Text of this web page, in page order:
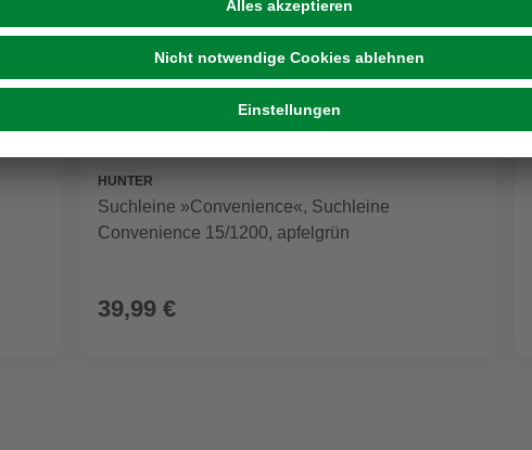
HUNTER
Suchleine »Convenience«, Suchleine
Convenience 15/1200, apfelgrün
39,99 €